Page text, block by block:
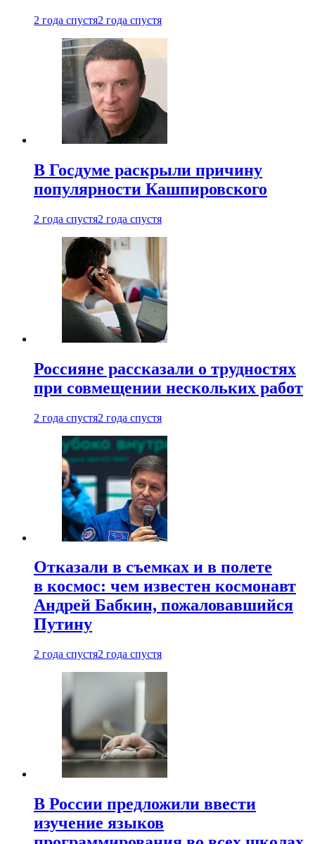
2 года спустя2 года спустя
В Госдуме раскрыли причину
популярности Кашпировского
2 года спустя2 года спустя
Россияне рассказали о трудностях
при совмещении нескольких работ
2 года спустя2 года спустя
Отказали в съемках и в полете
в космос: чем известен космонавт
Андрей Бабкин, пожаловавшийся
Путину
2 года спустя2 года спустя
В России предложили ввести
изучение языков